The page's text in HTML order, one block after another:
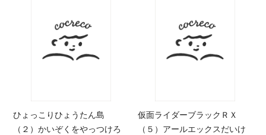
ひょっこりひょうたん島
（２）かいぞくをやっつけろ
仮面ライダーブラックＲＸ
（５）アールエックスだいけ